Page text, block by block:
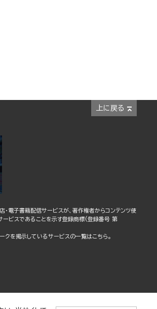
上に戻る
・電子書籍配信サービスが、著作権者からコンテンツ使
ービスであることを示す登録商標(登録番号 第
クを掲示しているサービスの一覧はこちら。